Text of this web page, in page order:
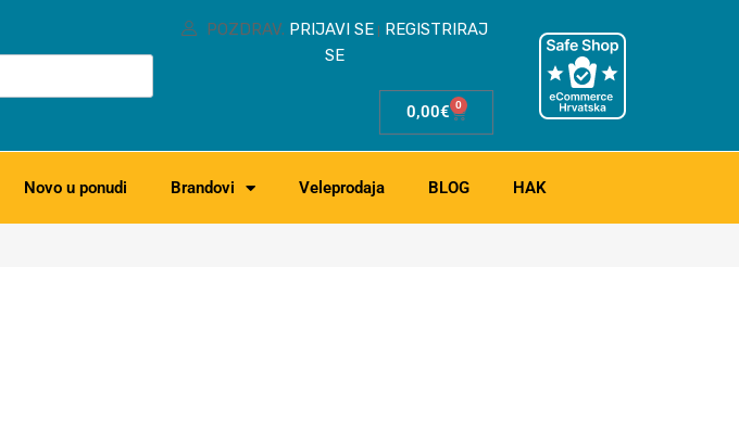
POZDRAV. PRIJAVI SE
REGISTRIRAJ
SE
0,00€ 0
Novo u ponudi Brandovi Veleprodaja BLOG HAK